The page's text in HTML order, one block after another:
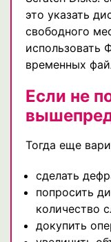
это указать
свободного
использовать
временных
Если не
Тогда еще
сделать
попросить
количество
докупить